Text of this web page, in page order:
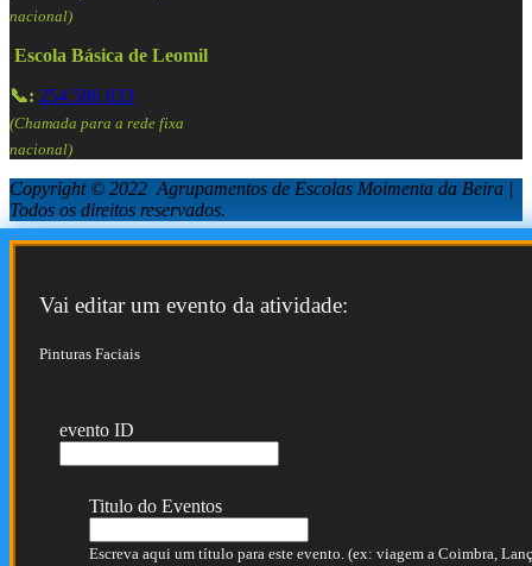
nacional)
Escola Básica de Leomil
📞: 254 586 833
(Chamada para a rede fixa
nacional)
Copyright © 2022 Agrupamentos de Escolas Moimenta da Beira |
Todos os direitos reservados.
Vai editar um evento da atividade:
Pinturas Faciais
evento ID
Titulo do Eventos
Escreva aqui um título para este evento. (ex: viagem a Coimbra,